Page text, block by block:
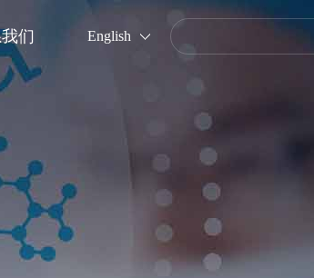
们 English